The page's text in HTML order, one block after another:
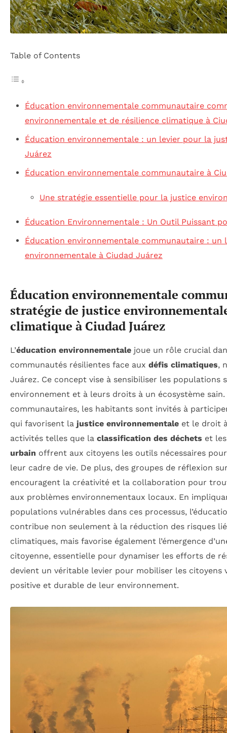
Table of Contents
Éducation environnementale communautaire
environnementale et de résilience climatique à
Éducation environnementale : un levier pour la
Juárez
Éducation environnementale communautaire à
Une stratégie essentielle pour la justice
Éducation Environnementale : Un Outil Puissant
Éducation environnementale communautaire : un
environnementale à Ciudad Juárez
Éducation environnementale
stratégie de justice
climatique à Ciudad Juárez
L’éducation environnementale joue un rôle crucial
communautés résilientes face aux défis climatiques,
Juárez. Ce concept vise à sensibiliser les populations
environnement et à leurs droits à un écosystème
communautaires, les habitants sont invités à
qui favorisent la justice environnementale et le droit
activités telles que la classification des déchets et
urbain offrent aux citoyens les outils nécessaires
leur cadre de vie. De plus, des groupes de réflexion
encouragent la créativité et la collaboration pour
aux problèmes environnementaux locaux. En
populations vulnérables dans ces processus,
contribue non seulement à la réduction des risques
climatiques, mais favorise également l’émergence
citoyenne, essentielle pour dynamiser les efforts de
devient un véritable levier pour mobiliser les citoyens
positive et durable de leur environnement.